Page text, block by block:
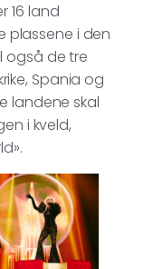
16 land
plassene i den
også de tre
Spania og
landene skal
i kveld,